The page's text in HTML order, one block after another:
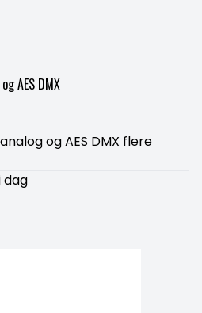
AES DMX
og AES DMX flere
dag